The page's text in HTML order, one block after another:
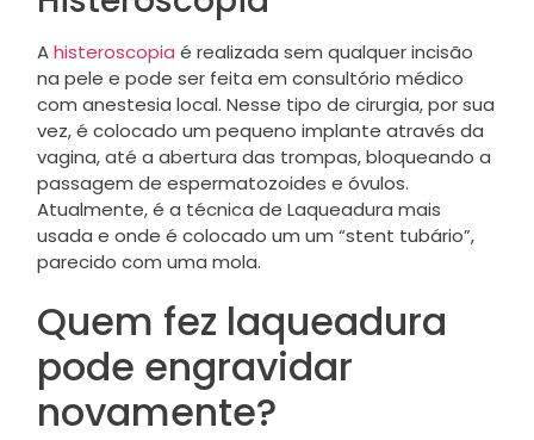
Ahisteroscopia é realizada sem qualquer incisão
na pele e pode ser feita em consultório médico
com anestesia local. Nesse tipo de cirurgia, por sua
vez, é colocado um pequeno implante através da
vagina, até a abertura das trompas, bloqueando a
passagem de espermatozoides e óvulos.
Atualmente, é a técnica de Laqueadura mais
usada e onde é colocado um um “stent tubário”,
parecido com uma mola.
Quem fez laqueadura
pode engravidar
novamente?